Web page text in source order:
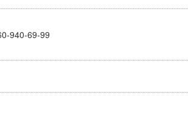
940-69-99